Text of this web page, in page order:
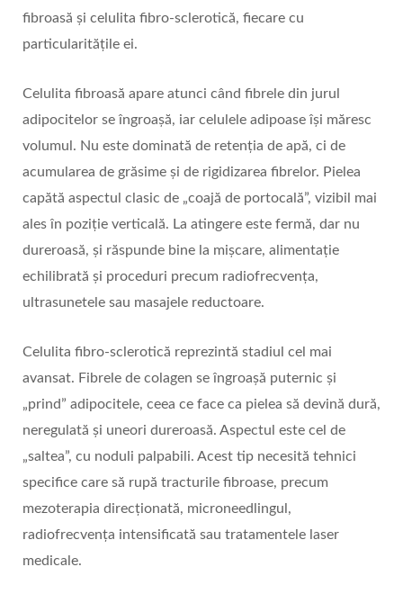
fibroasă și celulita fibro‑sclerotică, fiecare cu
particularitățile ei.
Celulita fibroasă apare atunci când fibrele din jurul
adipocitelor se îngroașă, iar celulele adipoase își măresc
volumul. Nu este dominată de retenția de apă, ci de
acumularea de grăsime și de rigidizarea fibrelor. Pielea
capătă aspectul clasic de „coajă de portocală”, vizibil mai
ales în poziție verticală. La atingere este fermă, dar nu
dureroasă, și răspunde bine la mișcare, alimentație
echilibrată și proceduri precum radiofrecvența,
ultrasunetele sau masajele reductoare.
Celulita fibro‑sclerotică reprezintă stadiul cel mai
avansat. Fibrele de colagen se îngroașă puternic și
„prind” adipocitele, ceea ce face ca pielea să devină dură,
neregulată și uneori dureroasă. Aspectul este cel de
„saltea”, cu noduli palpabili. Acest tip necesită tehnici
specifice care să rupă tracturile fibroase, precum
mezoterapia direcționată, microneedlingul,
radiofrecvența intensificată sau tratamentele laser
medicale.